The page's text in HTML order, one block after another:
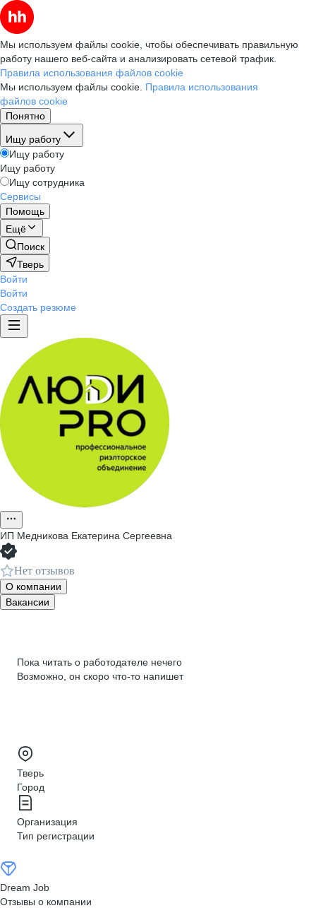
Мы используем файлы cookie, чтобы обеспечивать правильную
работу нашего веб-сайта и анализировать сетевой трафик.
Правила использования файлов cookie
Мы используем файлы cookie. Правила использования
файлов cookie
Понятно
Ищу работу
Ищу работу
Ищу работу
Ищу сотрудника
Сервисы
Помощь
Ещё
Поиск
Тверь
Войти
Войти
Создать резюме
ИП Медникова Екатерина Сергеевна
Нет отзывов
О компании
Вакансии
Пока читать о работодателе нечего
Возможно, он скоро что‑то напишет
Тверь
Город
Организация
Тип регистрации
Dream Job
Отзывы о компании